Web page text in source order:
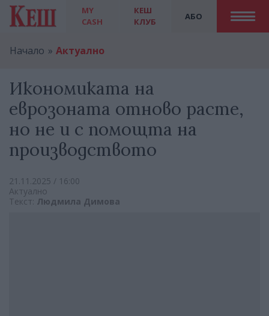
MY
CASH
АБО
КЕШ
КЛУБ
Начало Актуално
Икономиката на
еврозоната отново расте,
но не и с помощта на
производството
21.11.2025 / 16:00
Актуално
Текст: Людмила Димова